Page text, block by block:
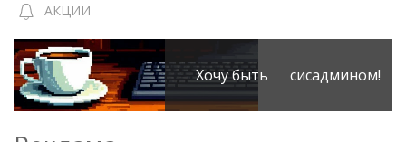
АКЦИИ
Хочу быть сисадмином!